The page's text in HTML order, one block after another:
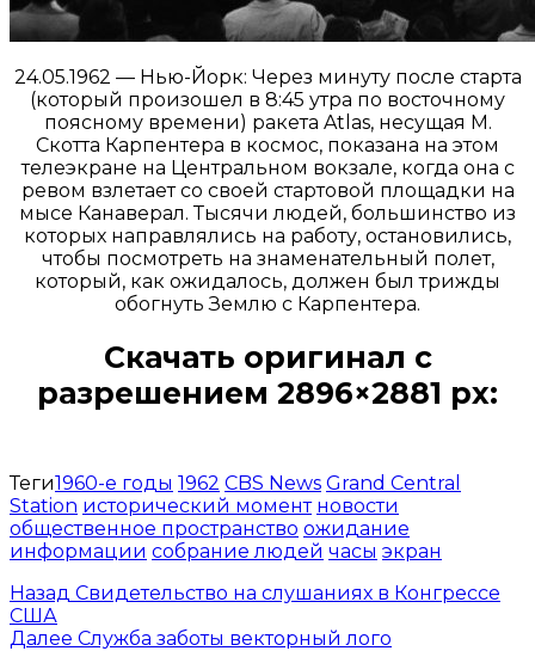
24.05.1962 — Нью-Йорк: Через минуту после старта
(который произошел в 8:45 утра по восточному
поясному времени) ракета Atlas, несущая М.
Скотта Карпентера в космос, показана на этом
телеэкране на Центральном вокзале, когда она с
ревом взлетает со своей стартовой площадки на
мысе Канаверал. Тысячи людей, большинство из
которых направлялись на работу, остановились,
чтобы посмотреть на знаменательный полет,
который, как ожидалось, должен был трижды
обогнуть Землю с Карпентера.
Скачать оригинал с
разрешением 2896×2881 px:
Теги1960-е годы 1962 CBS News Grand Central
Station исторический момент новости
общественное пространство ожидание
информации собрание людей часы экран
Назад Свидетельство на слушаниях в Конгрессе
США
Далее Служба заботы векторный лого